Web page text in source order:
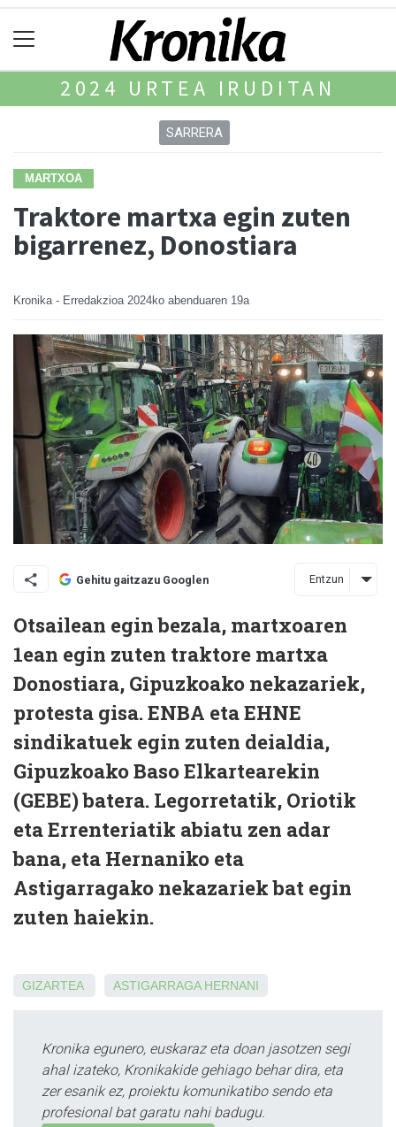
2024 URTEA IRUDITAN
SARRERA
MARTXOA
Traktore martxa egin zuten
bigarrenez, Donostiara
Kronika - Erredakzioa 2024ko abenduaren 19a
Gehitu gaitzazu Googlen Entzun
Otsailean egin bezala, martxoaren
1ean egin zuten traktore martxa
Donostiara, Gipuzkoako nekazariek,
protesta gisa.ENBA eta EHNE
sindikatuek egin zuten deialdia,
Gipuzkoako Baso Elkartearekin
(GEBE) batera. Legorretatik, Oriotik
eta Errenteriatik abiatu zen adar
bana, eta Hernaniko eta
Astigarragako nekazariek bat egin
zuten haiekin.
GIZARTEA ASTIGARRAGA HERNANI
Kronika egunero, euskaraz eta doan jasotzen segi
ahal izateko, Kronikakide gehiago behar dira, eta
zer esanik ez, proiektu komunikatibo sendo eta
profesional bat garatu nahi badugu.